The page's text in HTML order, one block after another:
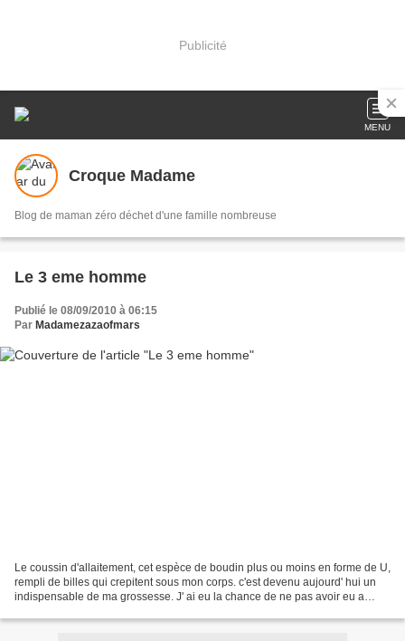
Publicité
MENU
Croque Madame
Blog de maman zéro déchet d'une famille nombreuse
Le 3 eme homme
Publié le 08/09/2010 à 06:15
Par Madamezazaofmars
Le coussin d'allaitement, cet espèce de boudin plus ou moins en forme de U,
rempli de billes qui crepitent sous mon corps. c'est devenu aujourd' hui un
indispensable de ma grossesse. J' ai eu la chance de ne pas avoir eu a